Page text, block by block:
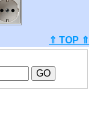
⇑ TOP ⇑